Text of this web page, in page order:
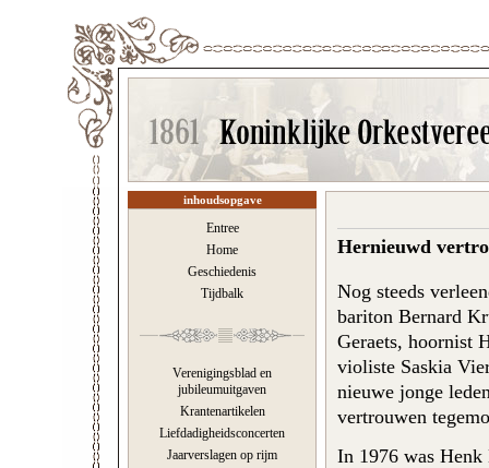
inhoudsopgave
Entree
Home
Geschiedenis
Tijdbalk
Verenigingsblad en
jubileumuitgaven
Krantenartikelen
Liefdadigheidsconcerten
Jaarverslagen op rijm
Hernieuwd
Nog steeds
bariton Bernard
Geraets, hoornist
violiste Saskia
nieuwe jonge
vertrouwen
In 1976 was